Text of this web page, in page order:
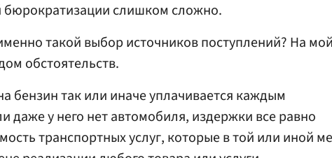
бюрократизации слишком сложно.
такой выбор источников поступлений? На мой
обстоятельств.
бензин так или иначе уплачивается каждым
даже у него нет автомобиля, издержки все равно
транспортных услуг, которые в той или иной